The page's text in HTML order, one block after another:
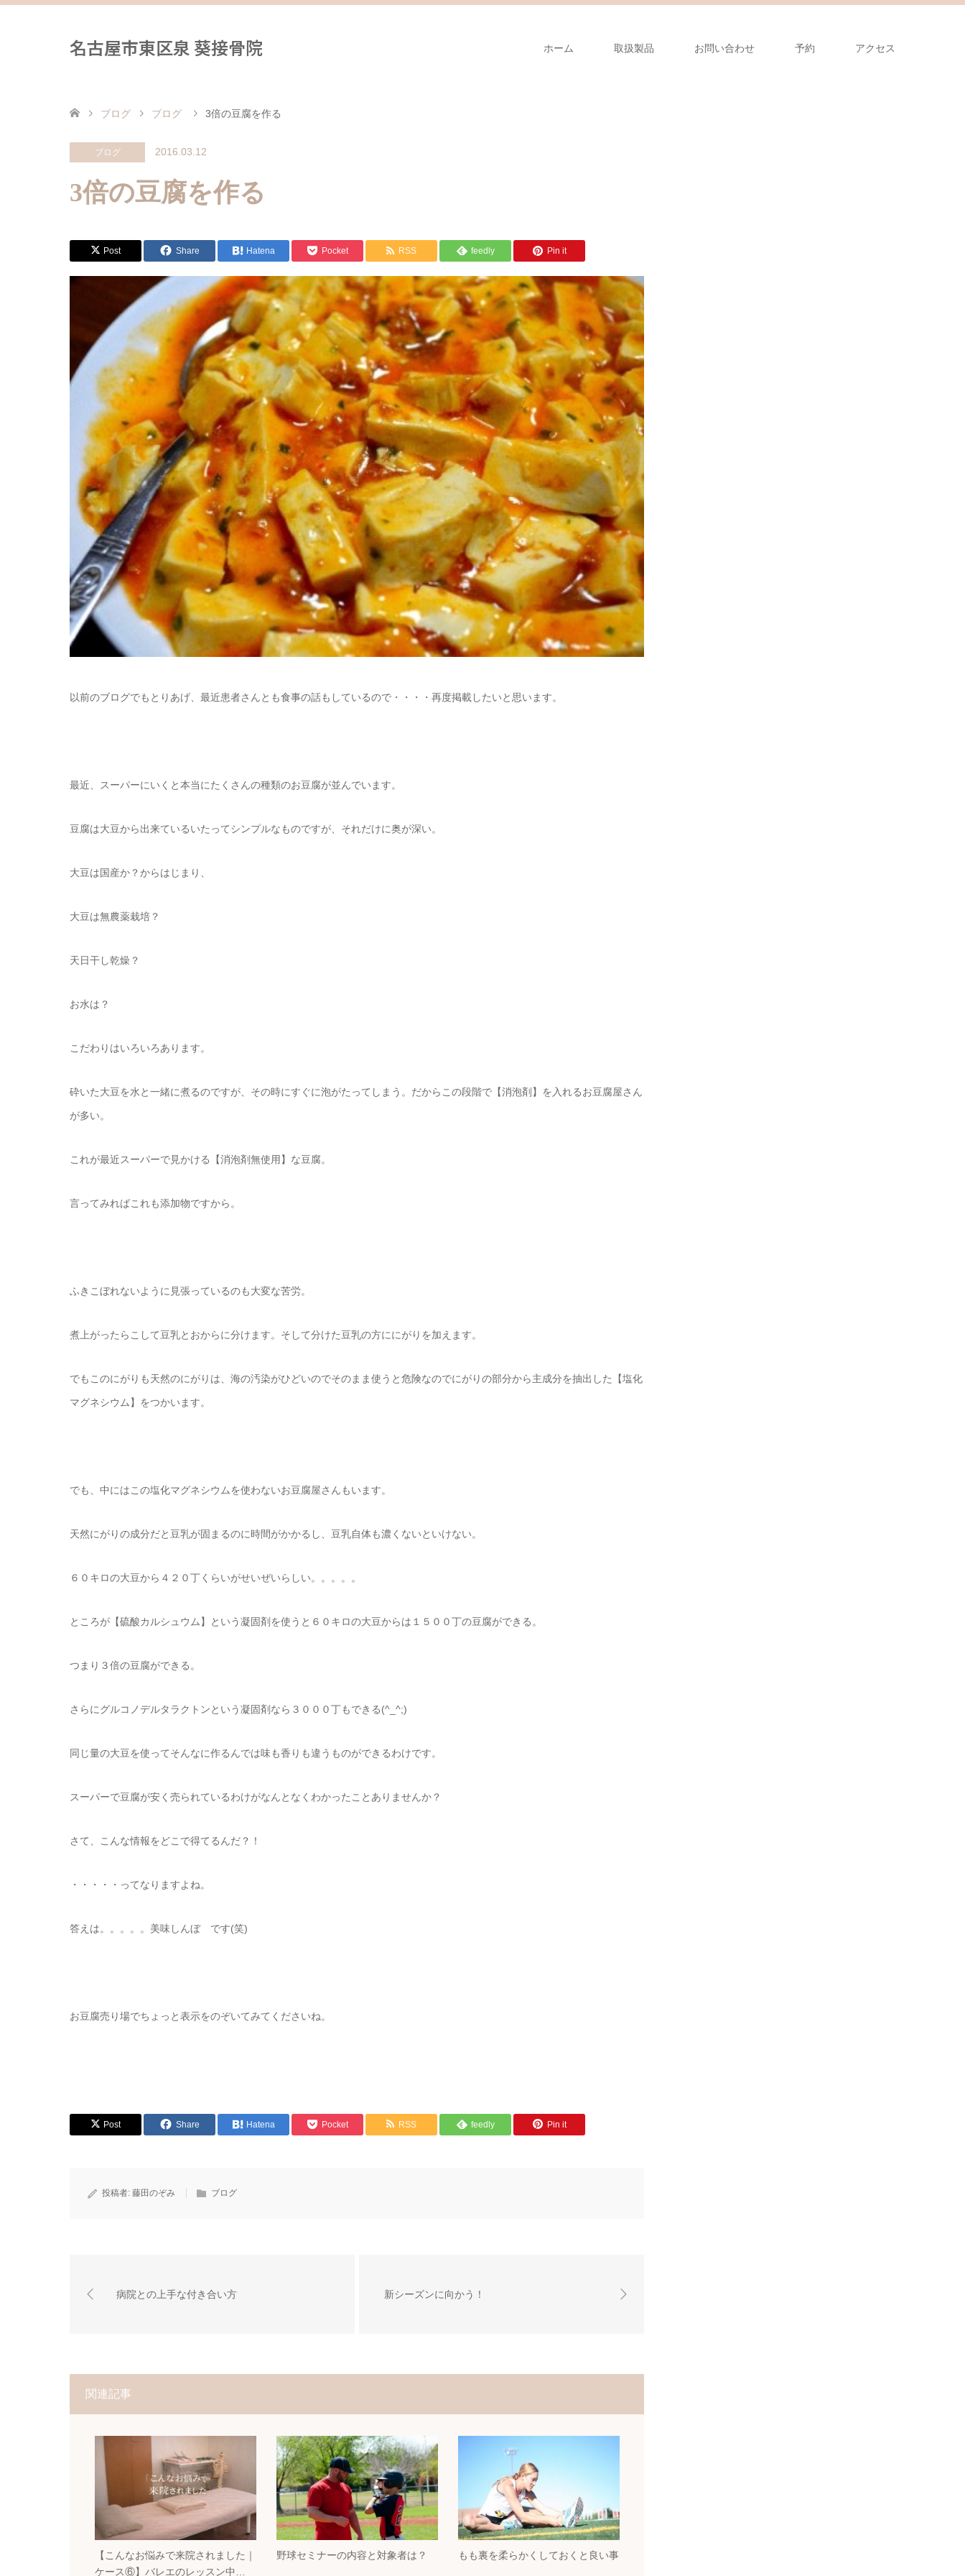
名古屋市東区泉 葵接骨院 ホーム 取扱製品 お問い合わせ 予約 アクセス
ブログ ブログ 3倍の豆腐を作る
ブログ 2016.03.12
3倍の豆腐を作る
Post Share Hatena Pocket RSS feedly Pin it
以前のブログでもとりあげ、最近患者さんとも食事の話もしているので・・・・再度掲載したいと思います。
最近、スーパーにいくと本当にたくさんの種類のお豆腐が並んでいます。
豆腐は大豆から出来ているいたってシンプルなものですが、それだけに奥が深い。
大豆は国産か？からはじまり、
大豆は無農薬栽培？
天日干し乾燥？
お水は？
こだわりはいろいろあります。
砕いた大豆を水と一緒に煮るのですが、その時にすぐに泡がたってしまう。だからこの段階で【消泡剤】を入れるお豆腐屋さん
が多い。
これが最近スーパーで見かける【消泡剤無使用】な豆腐。
言ってみればこれも添加物ですから。
ふきこぼれないように見張っているのも大変な苦労。
煮上がったらこして豆乳とおからに分けます。そして分けた豆乳の方ににがりを加えます。
でもこのにがりも天然のにがりは、海の汚染がひどいのでそのまま使うと危険なのでにがりの部分から主成分を抽出した【塩化
マグネシウム】をつかいます。
でも、中にはこの塩化マグネシウムを使わないお豆腐屋さんもいます。
天然にがりの成分だと豆乳が固まるのに時間がかかるし、豆乳自体も濃くないといけない。
６０キロの大豆から４２０丁くらいがせいぜいらしい。。。。。
ところが【硫酸カルシュウム】という凝固剤を使うと６０キロの大豆からは１５００丁の豆腐ができる。
つまり３倍の豆腐ができる。
さらにグルコノデルタラクトンという凝固剤なら３０００丁もできる(^_^;)
同じ量の大豆を使ってそんなに作るんでは味も香りも違うものができるわけです。
スーパーで豆腐が安く売られているわけがなんとなくわかったことありませんか？
さて、こんな情報をどこで得てるんだ？！
・・・・・ってなりますよね。
答えは。。。。。美味しんぼ です(笑)
お豆腐売り場でちょっと表示をのぞいてみてくださいね。
Post Share Hatena Pocket RSS feedly Pin it
投稿者: 藤田のぞみ ブログ
病院との上手な付き合い方 新シーズンに向かう！
関連記事
【こんなお悩みで来院されました｜
ケース⑥】バレエのレッスン中…
野球セミナーの内容と対象者は？ もも裏を柔らかくしておくと良い事